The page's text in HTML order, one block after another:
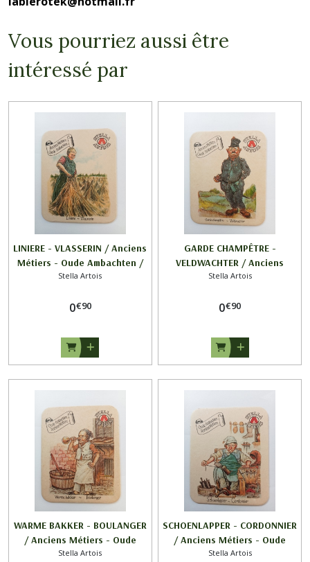
Vous pourriez aussi être
intéressé par
LINIERE - VLASSERIN / Anciens
Métiers - Oude Ambachten /
STELLA ARTOIS
Stella Artois
0€90
GARDE CHAMPÊTRE -
VELDWACHTER / Anciens
Métiers - Oude Ambachten /
Stella Artois
0€90
WARME BAKKER - BOULANGER
/ Anciens Métiers - Oude
Ambachten / STELLA ARTOIS
Stella Artois
SCHOENLAPPER - CORDONNIER
/ Anciens Métiers - Oude
Ambachten / STELLA ARTOIS
Stella Artois